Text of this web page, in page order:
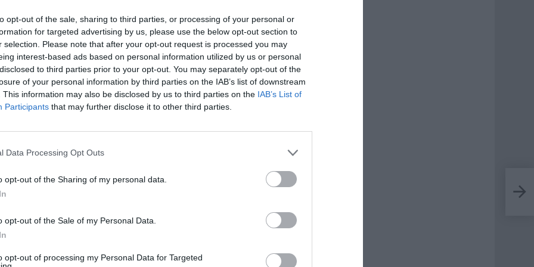
opt-out of the sale, sharing to third parties, or processing of your personal or
for targeted advertising by us, please use the below opt-out section to
selection. Please note that after your opt-out request is processed you may
interest-based ads based on personal information utilized by us or personal
to third parties prior to your opt-out. You may separately opt-out of the
of your personal information by third parties on the IAB’s list of downstream
This information may also be disclosed by us to third parties on the IAB’s List of
Participants that may further disclose it to other third parties.
Data Processing Opt Outs
opt-out of the Sharing of my personal data.
opt-out of the Sale of my Personal Data.
opt-out of processing my Personal Data for Targeted
juge d’Agrigento n’a pas confirmé
3 et n’a ordonné aucune mesure de
public avait demandé la validation de la
province d’Agrigento.
la nouvelle aux journalistes de l’ANSA
Un appel éventuel sera envisagé. Notre
de sauvetage était nécessaire et
ce que nous considérons comme un
de la Guardia di Finanza. Il est clair,
sont respectées ».
avoir été en contact avec la Viminale,